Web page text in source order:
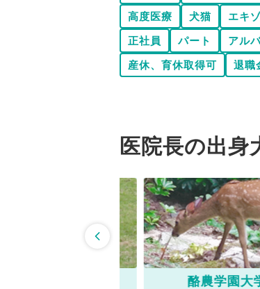
高度医療 犬猫 エキ
正社員 パート アル
産休、育休取得可 退職
医院長の出身
酪農学園大学